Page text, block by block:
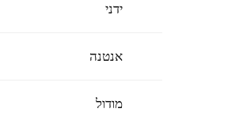
ידני
אנטנה
מודול